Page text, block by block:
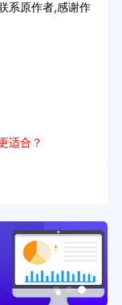
系原作者,感谢作
适合？